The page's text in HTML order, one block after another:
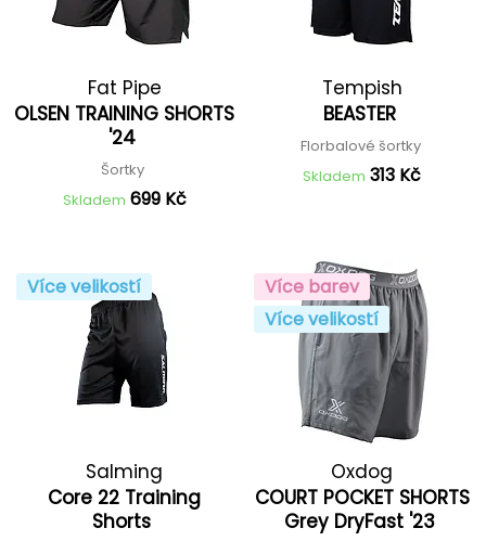
Fat Pipe
OLSEN TRAINING SHORTS
'24
Šortky
Skladem 699 Kč
Tempish
BEASTER
Florbalové šortky
Skladem 313 Kč
Více velikostí
Salming
Core 22 Training
Shorts
Více barev
Více velikostí
Oxdog
COURT POCKET SHORTS
Grey DryFast '23